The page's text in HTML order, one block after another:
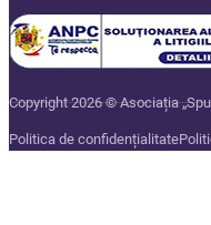
Copyright 2026 © Asociația
Politica de confidențialitate